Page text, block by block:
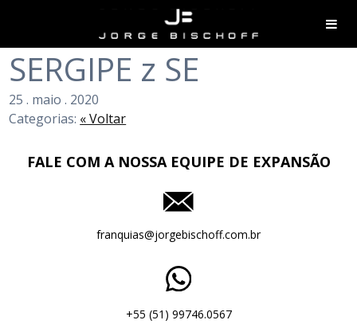
SERGIPE z SE
25 . maio . 2020
Categorias: « Voltar
FALE COM A NOSSA EQUIPE DE EXPANSÃO
franquias@jorgebischoff.com.br
+55 (51) 99746.0567